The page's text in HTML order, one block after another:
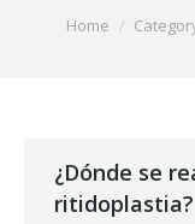
You are here:
Home
¿Dónde se
ritidoplastia?